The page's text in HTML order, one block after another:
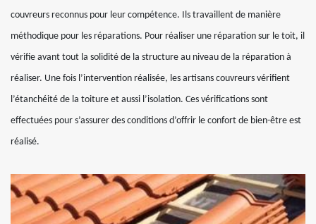
couvreurs reconnus pour leur compétence. Ils travaillent de manière
méthodique pour les réparations. Pour réaliser une réparation sur le toit, il
vérifie avant tout la solidité de la structure au niveau de la réparation à
réaliser. Une fois l’intervention réalisée, les artisans couvreurs vérifient
l’étanchéité de la toiture et aussi l’isolation. Ces vérifications sont
effectuées pour s’assurer des conditions d’offrir le confort de bien-être est
réalisé.